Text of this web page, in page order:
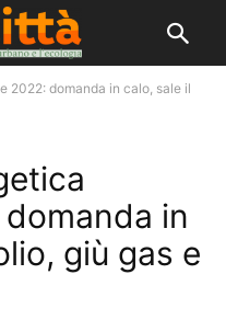
2022: domanda in calo, sale il
in
giù gas e